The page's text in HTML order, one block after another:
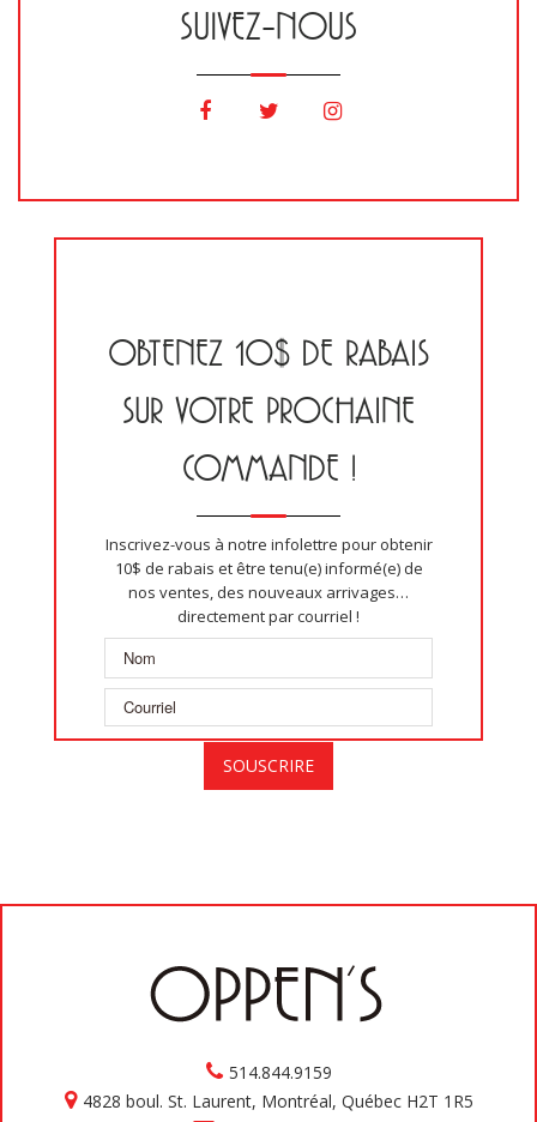
SUIVEZ-NOUS
OBTENEZ 10$ DE RABAIS
SUR VOTRE PROCHAINE
COMMANDE !
Inscrivez-vous à notre infolettre pour obtenir
10$ de rabais et être tenu(e) informé(e) de
nos ventes, des nouveaux arrivages…
directement par courriel !
514.844.9159
4828 boul. St. Laurent, Montréal, Québec H2T 1R5